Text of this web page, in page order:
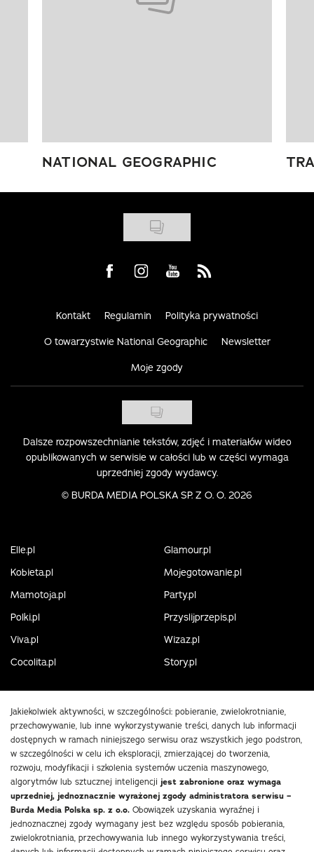
NATIONAL GEOGRAPHIC
Visit us on Facebook
Visit us on Instagram
Visit us on Youtube
Visit us on Rss
Kontakt Regulamin Polityka prywatności
O towarzystwie National Geographic Newsletter
Moje zgody
Dalsze rozpowszechnianie tekstów, zdjęć i materiałów wideo
opublikowanych w serwisie w całości lub w części wymaga
uprzedniej zgody wydawcy.
© BURDA MEDIA POLSKA SP. Z O. O. 2026
Elle.pl
Glamour.pl
Kobieta.pl
Mojegotowanie.pl
Mamotoja.pl
Party.pl
Polki.pl
Przyslijprzepis.pl
Viva.pl
Wizaz.pl
Cocolita.pl
Story.pl
Jakiekolwiek aktywności, w szczególności: pobieranie, zwielokrotnianie,
przechowywanie, lub inne wykorzystywanie treści, danych lub informacji
dostępnych w ramach niniejszego serwisu oraz wszystkich jego podstron,
w szczególności w celu ich eksploracji, zmierzającej do tworzenia,
rozwoju, modyfikacji i szkolenia systemów uczenia maszynowego,
algorytmów lub sztucznej inteligencji jest zabronione oraz wymaga
uprzedniej, jednoznacznie wyrażonej zgody administratora serwisu –
Burda Media Polska sp. z o.o. Obowiązek uzyskania wyraźnej i
jednoznacznej zgody wymagany jest bez względu sposób pobierania,
zwielokrotniania, przechowywania lub innego wykorzystywania treści,